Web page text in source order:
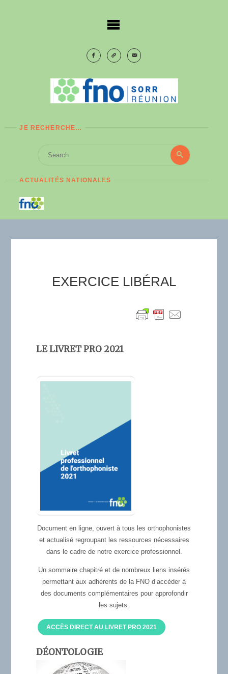
JE RECHERCHE…
Search
Search
ACTUALITÉS NATIONALES
EXERCICE LIBÉRAL
LE LIVRET PRO 2021
Document en ligne, ouvert à tous les orthophonistes
et actualisé regroupant les ressources nécessaires
dans le cadre de notre exercice professionnel.
Un sommaire chapitré et de nombreux liens insérés
permettant aux adhérents de la FNO d’accéder à
des documents complémentaires pour approfondir
les sujets.
ACCÈS DIRECT AU LIVRET PRO 2021
DÉONTOLOGIE